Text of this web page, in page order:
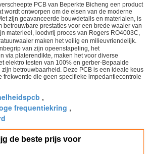
PCB van Beperkte Bicheng een product
wordt ontworpen om de eisen van de moderne
zijn geavanceerde bouwdetails en materialen, is
betrouwbare prestaties voor een brede waaier van
materieel, loodvrij proces van Rogers RO4003C,
maken het veilig en milieuvriendelijk.
van zijn opeenstapeling, het
via platerendikte, maken het voor diverse
elektro testen van 100% en gerber-Bepaalde
betrouwbaarheid. Deze PCB is een ideale keus
frekwentie die geen specifieke impedantiecontrole
,
frequentiekring ,
de beste prijs voor